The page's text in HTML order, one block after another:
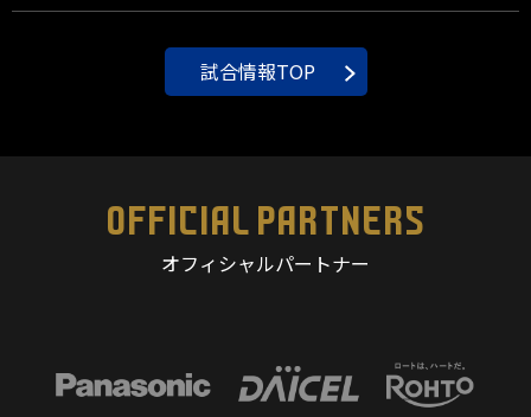
試合情報TOP
OFFICIAL PARTNERS
オフィシャルパートナー